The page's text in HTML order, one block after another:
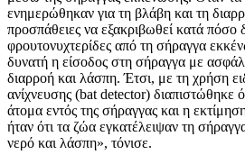
ενημερώθηκαν για τη βλάβη και τη
προσπάθειες να εξακριβωθεί κατά πόσο
φρουτονυχτερίδες από τη σήραγγα
δυνατή η είσοδος στη σήραγγα με
διαρροή και λάσπη. Έτσι, με τη χρήση
ανίχνευσης (bat detector) διαπιστώθηκε
άτομα εντός της σήραγγας και η
ήταν ότι τα ζώα εγκατέλειψαν τη
νερό και λάσπη», τόνισε.